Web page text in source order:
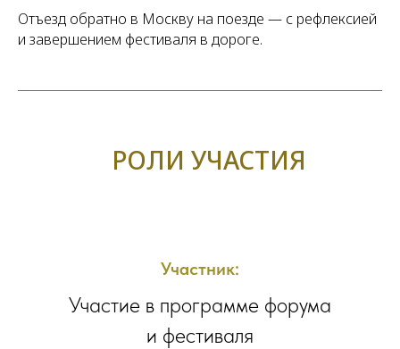
Отъезд обратно в Москву на поезде — с рефлексией
и завершением фестиваля в дороге.
РОЛИ УЧАСТИЯ
Участник:
Участие в программе форума
и фестиваля